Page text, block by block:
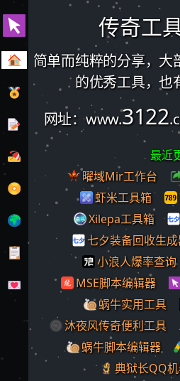
传奇工
简单而纯粹的分享，
的优秀工具，也
网址：www.3122
最近
曜域Mir工作台
虾米工具箱
Xilepa工具箱
七夕装备回收生
小浪人爆率查询
MSE脚本编辑器
蜗牛实用工具
沐夜风传奇便利工具
蜗牛脚本编辑器
典狱长QQ